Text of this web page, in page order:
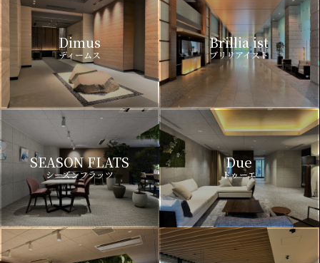
Dimus
ディームス
Brillia ist
ブリリアイスト
SEASON FLATS
シーズンフラッツ
Due
ドゥーエ